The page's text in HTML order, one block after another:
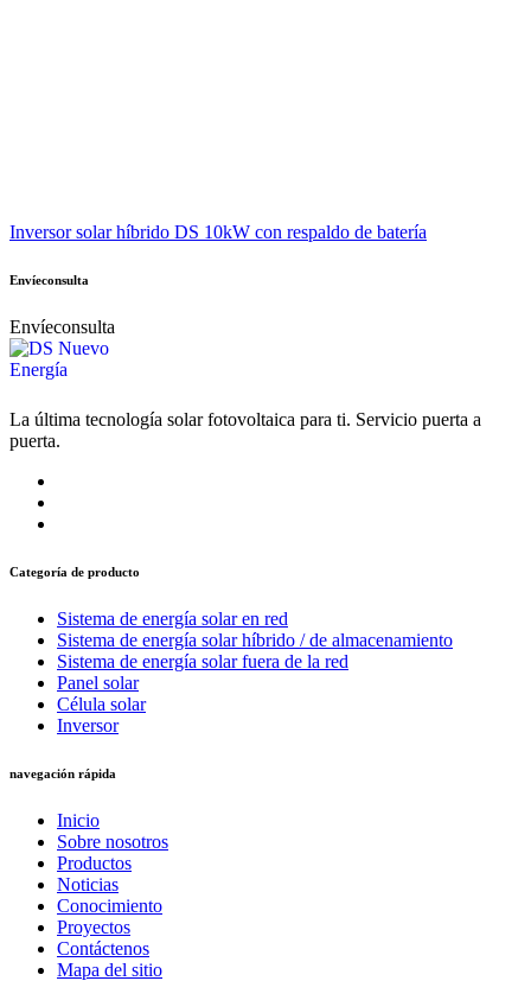
Inversor solar híbrido DS 10kW con respaldo de batería
Envíeconsulta
Envíeconsulta
La última tecnología solar fotovoltaica para ti. Servicio puerta a
puerta.
Categoría de producto
Sistema de energía solar en red
Sistema de energía solar híbrido / de almacenamiento
Sistema de energía solar fuera de la red
Panel solar
Célula solar
Inversor
navegación rápida
Inicio
Sobre nosotros
Productos
Noticias
Conocimiento
Proyectos
Contáctenos
Mapa del sitio